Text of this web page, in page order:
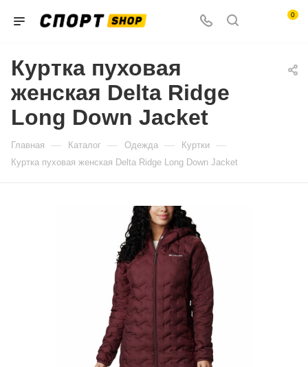
0
Куртка пуховая
женская Delta Ridge
Long Down Jacket
Главная — Каталог — Одежда — Куртки —
Куртка пуховая женская Delta Ridge Long Down Jacket